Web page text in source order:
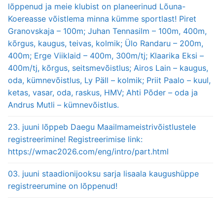
lõppenud ja meie klubist on planeerinud Lõuna-
Koereasse võistlema minna kümme sportlast! Piret
Granovskaja – 100m; Juhan Tennasilm – 100m, 400m,
kõrgus, kaugus, teivas, kolmik; Ülo Randaru – 200m,
400m; Erge Viiklaid – 400m, 300m/tj; Klaarika Eksi –
400m/tj, kõrgus, seitsmevõistlus; Airos Lain – kaugus,
oda, kümnevõistlus, Ly Päll – kolmik; Priit Paalo – kuul,
ketas, vasar, oda, raskus, HMV; Ahti Põder – oda ja
Andrus Mutli – kümnevõistlus.
23. juuni lõppeb Daegu Maailmameistrivõistlustele
registreerimine! Registreerimise link:
https://wmac2026.com/eng/intro/part.html
03. juuni staadionijooksu sarja lisaala kaugushüppe
registreerumine on lõppenud!